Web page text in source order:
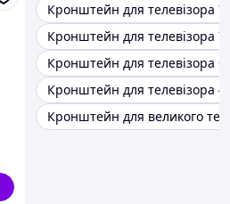
Кронштейн для телевізора
Кронштейн для телевізора
Кронштейн для телевізора
Кронштейн для телевізора
Кронштейн для великого